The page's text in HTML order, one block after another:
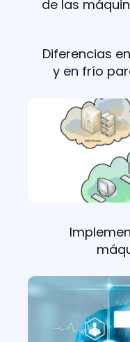
de las
Diferencias
y en frío